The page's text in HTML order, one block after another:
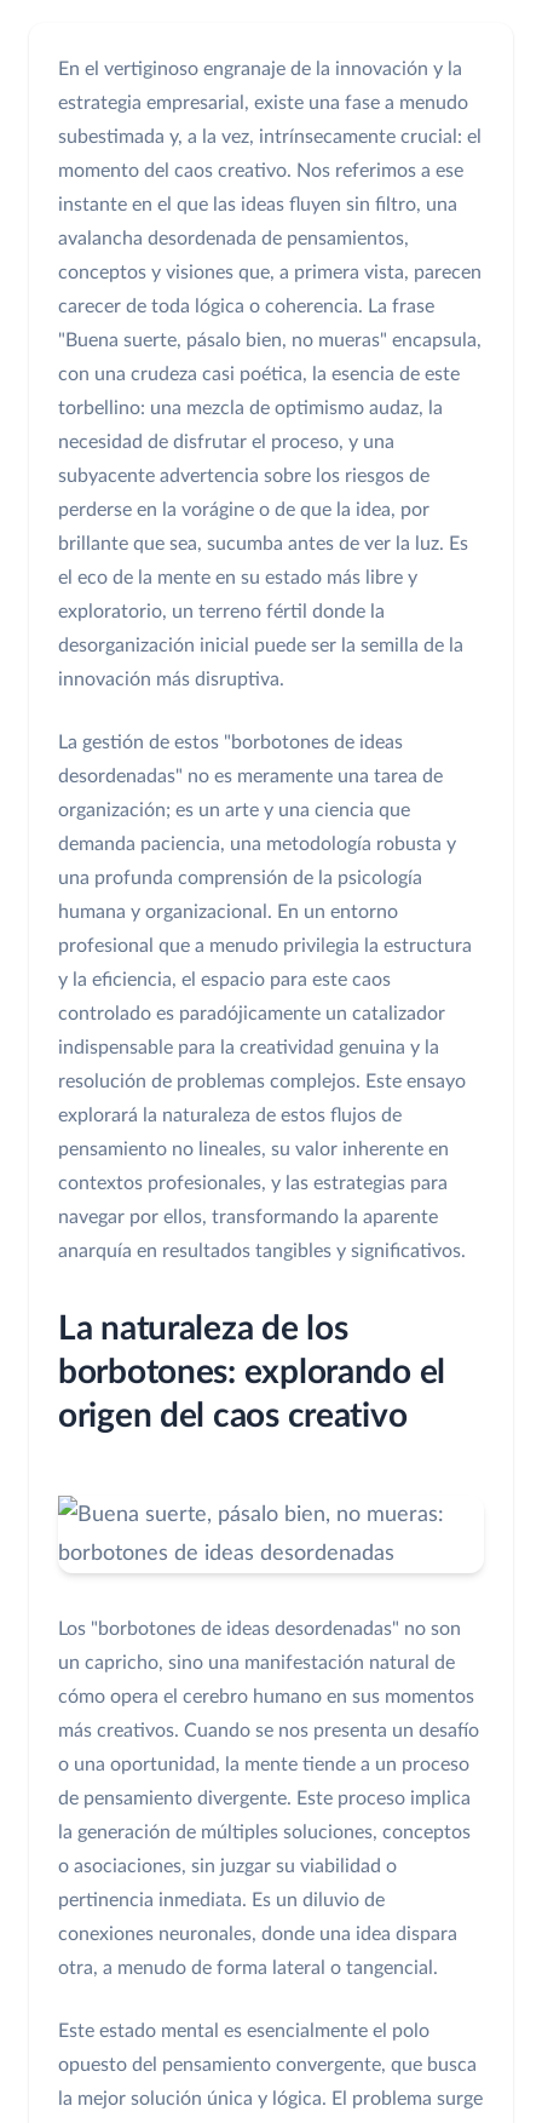
En el vertiginoso engranaje de la innovación y la
estrategia empresarial, existe una fase a menudo
subestimada y, a la vez, intrínsecamente crucial: el
momento del caos creativo. Nos referimos a ese
instante en el que las ideas fluyen sin filtro, una
avalancha desordenada de pensamientos,
conceptos y visiones que, a primera vista, parecen
carecer de toda lógica o coherencia. La frase
"Buena suerte, pásalo bien, no mueras" encapsula,
con una crudeza casi poética, la esencia de este
torbellino: una mezcla de optimismo audaz, la
necesidad de disfrutar el proceso, y una
subyacente advertencia sobre los riesgos de
perderse en la vorágine o de que la idea, por
brillante que sea, sucumba antes de ver la luz. Es
el eco de la mente en su estado más libre y
exploratorio, un terreno fértil donde la
desorganización inicial puede ser la semilla de la
innovación más disruptiva.
La gestión de estos "borbotones de ideas
desordenadas" no es meramente una tarea de
organización; es un arte y una ciencia que
demanda paciencia, una metodología robusta y
una profunda comprensión de la psicología
humana y organizacional. En un entorno
profesional que a menudo privilegia la estructura
y la eficiencia, el espacio para este caos
controlado es paradójicamente un catalizador
indispensable para la creatividad genuina y la
resolución de problemas complejos. Este ensayo
explorará la naturaleza de estos flujos de
pensamiento no lineales, su valor inherente en
contextos profesionales, y las estrategias para
navegar por ellos, transformando la aparente
anarquía en resultados tangibles y significativos.
La naturaleza de los
borbotones: explorando el
origen del caos creativo
Los "borbotones de ideas desordenadas" no son
un capricho, sino una manifestación natural de
cómo opera el cerebro humano en sus momentos
más creativos. Cuando se nos presenta un desafío
o una oportunidad, la mente tiende a un proceso
de pensamiento divergente. Este proceso implica
la generación de múltiples soluciones, conceptos
o asociaciones, sin juzgar su viabilidad o
pertinencia inmediata. Es un diluvio de
conexiones neuronales, donde una idea dispara
otra, a menudo de forma lateral o tangencial.
Este estado mental es esencialmente el polo
opuesto del pensamiento convergente, que busca
la mejor solución única y lógica. El problema surge